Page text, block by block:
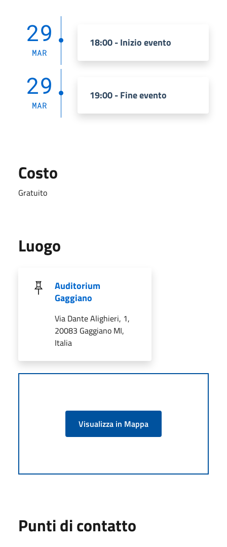
29
MAR
18:00 - Inizio evento
29
MAR
19:00 - Fine evento
Costo
Gratuito
Luogo
Auditorium
Gaggiano
Via Dante Alighieri, 1,
20083 Gaggiano MI,
Italia
Visualizza in Mappa
Punti di contatto